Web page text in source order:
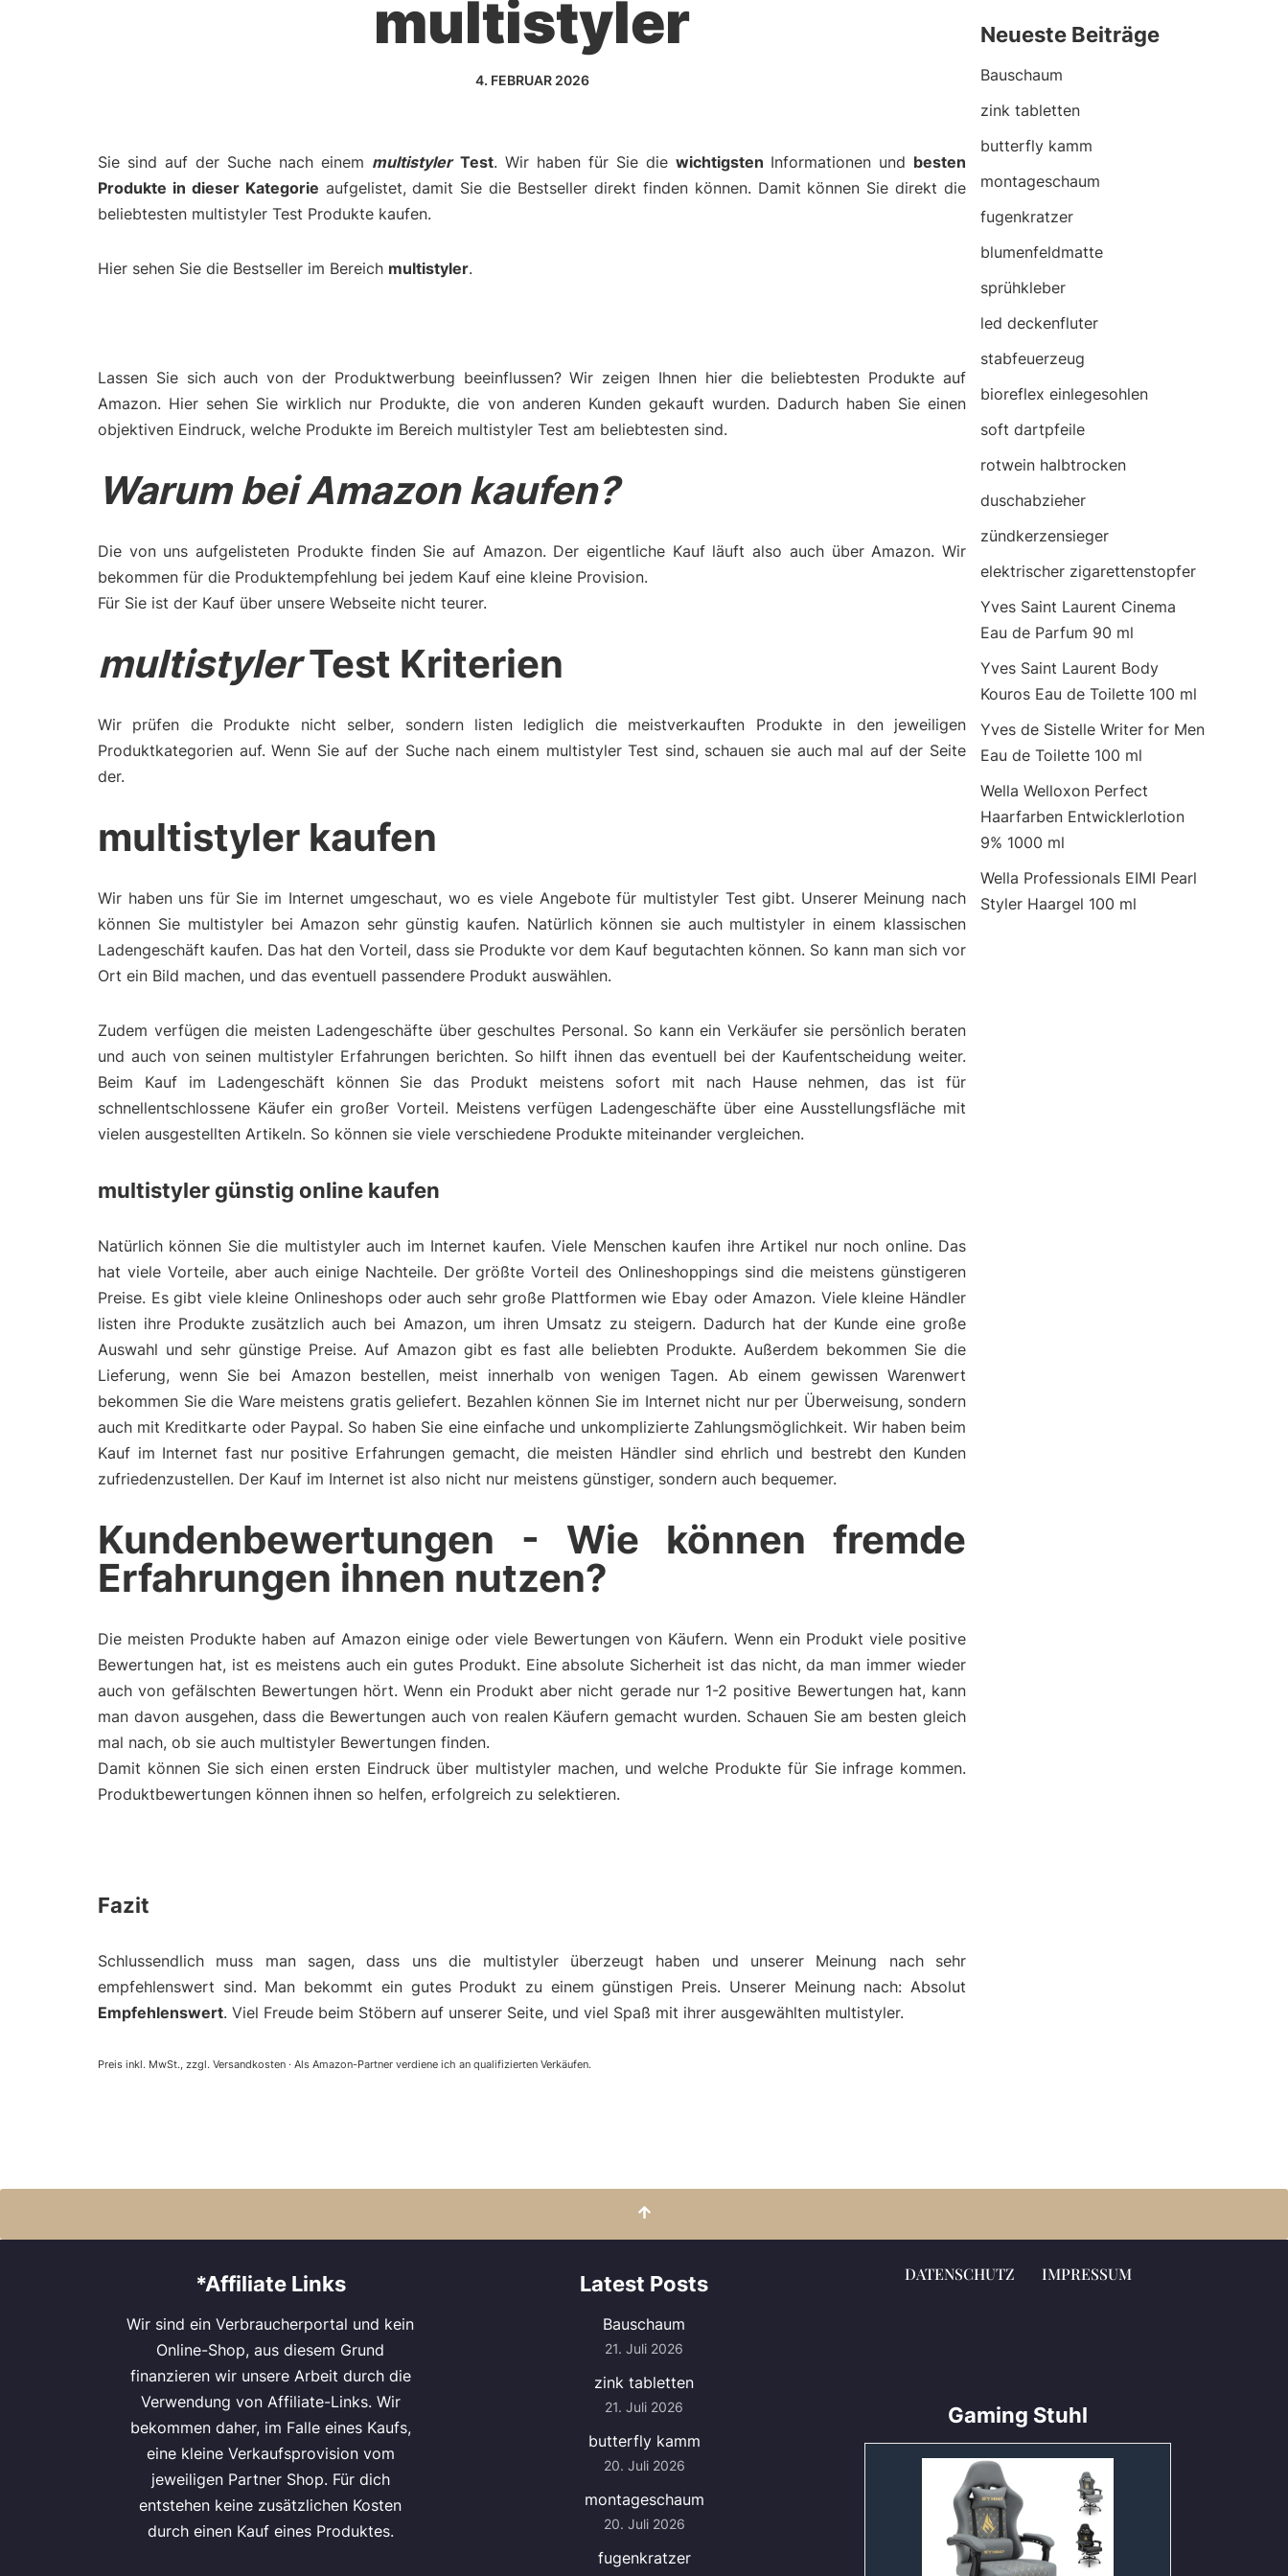
multistyler
4. FEBRUAR 2026
Sie sind auf der Suche nach einem multistyler Test. Wir haben für Sie die wichtigsten Informationen und besten
Produkte in dieser Kategorie aufgelistet, damit Sie die Bestseller direkt finden können. Damit können Sie direkt die
beliebtesten multistyler Test Produkte kaufen.
Hier sehen Sie die Bestseller im Bereich multistyler.
Lassen Sie sich auch von der Produktwerbung beeinflussen? Wir zeigen Ihnen hier die beliebtesten Produkte auf
Amazon. Hier sehen Sie wirklich nur Produkte, die von anderen Kunden gekauft wurden. Dadurch haben Sie einen
objektiven Eindruck, welche Produkte im Bereich multistyler Test am beliebtesten sind.
Warum bei Amazon kaufen?
Die von uns aufgelisteten Produkte finden Sie auf Amazon. Der eigentliche Kauf läuft also auch über Amazon. Wir
bekommen für die Produktempfehlung bei jedem Kauf eine kleine Provision.
Für Sie ist der Kauf über unsere Webseite nicht teurer.
multistylerTest Kriterien
Wir prüfen die Produkte nicht selber, sondern listen lediglich die meistverkauften Produkte in den jeweiligen
Produktkategorien auf. Wenn Sie auf der Suche nach einem multistyler Test sind, schauen sie auch mal auf der Seite
der.
multistyler kaufen
Wir haben uns für Sie im Internet umgeschaut, wo es viele Angebote für multistyler Test gibt. Unserer Meinung nach
können Sie multistyler bei Amazon sehr günstig kaufen. Natürlich können sie auch multistyler in einem klassischen
Ladengeschäft kaufen. Das hat den Vorteil, dass sie Produkte vor dem Kauf begutachten können. So kann man sich vor
Ort ein Bild machen, und das eventuell passendere Produkt auswählen.
Zudem verfügen die meisten Ladengeschäfte über geschultes Personal. So kann ein Verkäufer sie persönlich beraten
und auch von seinen multistyler Erfahrungen berichten. So hilft ihnen das eventuell bei der Kaufentscheidung weiter.
Beim Kauf im Ladengeschäft können Sie das Produkt meistens sofort mit nach Hause nehmen, das ist für
schnellentschlossene Käufer ein großer Vorteil. Meistens verfügen Ladengeschäfte über eine Ausstellungsfläche mit
vielen ausgestellten Artikeln. So können sie viele verschiedene Produkte miteinander vergleichen.
multistyler günstig online kaufen
Natürlich können Sie die multistyler auch im Internet kaufen. Viele Menschen kaufen ihre Artikel nur noch online. Das
hat viele Vorteile, aber auch einige Nachteile. Der größte Vorteil des Onlineshoppings sind die meistens günstigeren
Preise. Es gibt viele kleine Onlineshops oder auch sehr große Plattformen wie Ebay oder Amazon. Viele kleine Händler
listen ihre Produkte zusätzlich auch bei Amazon, um ihren Umsatz zu steigern. Dadurch hat der Kunde eine große
Auswahl und sehr günstige Preise. Auf Amazon gibt es fast alle beliebten Produkte. Außerdem bekommen Sie die
Lieferung, wenn Sie bei Amazon bestellen, meist innerhalb von wenigen Tagen. Ab einem gewissen Warenwert
bekommen Sie die Ware meistens gratis geliefert. Bezahlen können Sie im Internet nicht nur per Überweisung, sondern
auch mit Kreditkarte oder Paypal. So haben Sie eine einfache und unkomplizierte Zahlungsmöglichkeit. Wir haben beim
Kauf im Internet fast nur positive Erfahrungen gemacht, die meisten Händler sind ehrlich und bestrebt den Kunden
zufriedenzustellen. Der Kauf im Internet ist also nicht nur meistens günstiger, sondern auch bequemer.
Kundenbewertungen - Wie können fremde
Erfahrungen ihnen nutzen?
Die meisten Produkte haben auf Amazon einige oder viele Bewertungen von Käufern. Wenn ein Produkt viele positive
Bewertungen hat, ist es meistens auch ein gutes Produkt. Eine absolute Sicherheit ist das nicht, da man immer wieder
auch von gefälschten Bewertungen hört. Wenn ein Produkt aber nicht gerade nur 1-2 positive Bewertungen hat, kann
man davon ausgehen, dass die Bewertungen auch von realen Käufern gemacht wurden. Schauen Sie am besten gleich
mal nach, ob sie auch multistyler Bewertungen finden.
Damit können Sie sich einen ersten Eindruck über multistyler machen, und welche Produkte für Sie infrage kommen.
Produktbewertungen können ihnen so helfen, erfolgreich zu selektieren.
Fazit
Schlussendlich muss man sagen, dass uns die multistyler überzeugt haben und unserer Meinung nach sehr
empfehlenswert sind. Man bekommt ein gutes Produkt zu einem günstigen Preis. Unserer Meinung nach: Absolut
Empfehlenswert. Viel Freude beim Stöbern auf unserer Seite, und viel Spaß mit ihrer ausgewählten multistyler.
Preis inkl. MwSt., zzgl. Versandkosten · Als Amazon-Partner verdiene ich an qualifizierten Verkäufen.
Neueste Beiträge
Bauschaum
zink tabletten
butterfly kamm
montageschaum
fugenkratzer
blumenfeldmatte
sprühkleber
led deckenfluter
stabfeuerzeug
bioreflex einlegesohlen
soft dartpfeile
rotwein halbtrocken
duschabzieher
zündkerzensieger
elektrischer zigarettenstopfer
Yves Saint Laurent Cinema
Eau de Parfum 90 ml
Yves Saint Laurent Body
Kouros Eau de Toilette 100 ml
Yves de Sistelle Writer for Men
Eau de Toilette 100 ml
Wella Welloxon Perfect
Haarfarben Entwicklerlotion
9% 1000 ml
Wella Professionals EIMI Pearl
Styler Haargel 100 ml
*Affiliate Links
Wir sind ein Verbraucherportal und kein
Online-Shop, aus diesem Grund
finanzieren wir unsere Arbeit durch die
Verwendung von Affiliate-Links. Wir
bekommen daher, im Falle eines Kaufs,
eine kleine Verkaufsprovision vom
jeweiligen Partner Shop. Für dich
entstehen keine zusätzlichen Kosten
durch einen Kauf eines Produktes.
Latest Posts
Bauschaum
21. Juli 2026
zink tabletten
21. Juli 2026
butterfly kamm
20. Juli 2026
montageschaum
20. Juli 2026
fugenkratzer
DATENSCHUTZ IMPRESSUM
Gaming Stuhl